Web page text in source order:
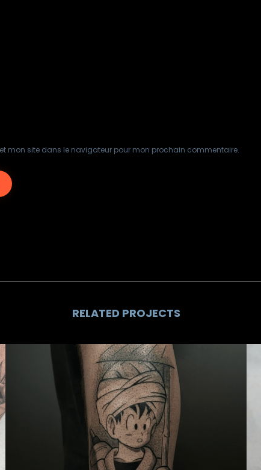
mon site dans le navigateur pour mon prochain commentaire.
RELATED PROJECTS